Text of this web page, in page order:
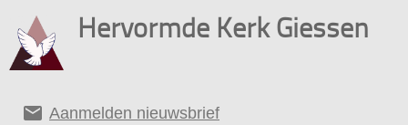
Hervormde Kerk Giessen
email Aanmelden nieuwsbrief